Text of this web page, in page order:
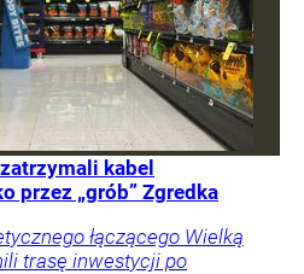
kabel
przez „grób” Zgredka
łączącego Wielką
trasę inwestycji po